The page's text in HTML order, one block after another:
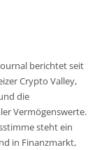
berichtet seit
Crypto Valley,
die
Vermögenswerte.
steht ein
in Finanzmarkt,